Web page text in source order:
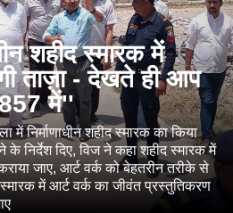
शहीद स्मारक में
ताज़ा - देखते ही आप
में''
में निर्माणाधीन शहीद स्मारक का किया
के निर्देश दिए, विज ने कहा शहीद स्मारक में
जाए, आर्ट वर्क को बेहतरीन तरीके से
स्मारक में आर्ट वर्क का जीवंत प्रस्तुतिकरण